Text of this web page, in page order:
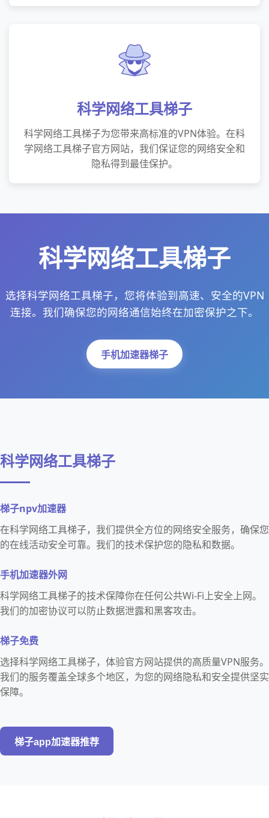
科学网络工具梯子
科学网络工具梯子为您带来高标准的VPN体验。在科
学网络工具梯子官方网站，我们保证您的网络安全和
隐私得到最佳保护。
科学网络工具梯子
选择科学网络工具梯子，您将体验到高速、安全的VPN
连接。我们确保您的网络通信始终在加密保护之下。
手机加速器梯子
科学网络工具梯子
梯子npv加速器
在科学网络工具梯子，我们提供全方位的网络安全服务，确保您
的在线活动安全可靠。我们的技术保护您的隐私和数据。
手机加速器外网
科学网络工具梯子的技术保障你在任何公共Wi-Fi上安全上网。
我们的加密协议可以防止数据泄露和黑客攻击。
梯子免费
选择科学网络工具梯子，体验官方网站提供的高质量VPN服务。
我们的服务覆盖全球多个地区，为您的网络隐私和安全提供坚实
保障。
梯子app加速器推荐